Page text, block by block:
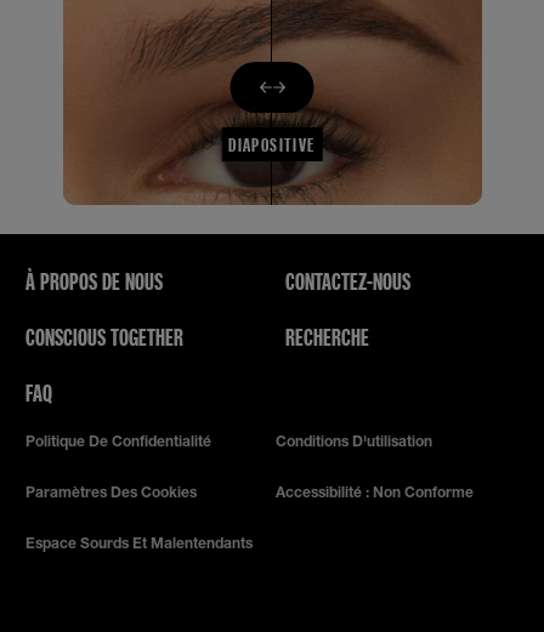
DIAPOSITIVE
À PROPOS DE NOUS
CONSCIOUS TOGETHER
FAQ
CONTACTEZ-NOUS
RECHERCHE
Politique De Confidentialité Conditions D'utilisation
Paramètres Des Cookies Accessibilité : Non Conforme
Espace Sourds Et Malentendants